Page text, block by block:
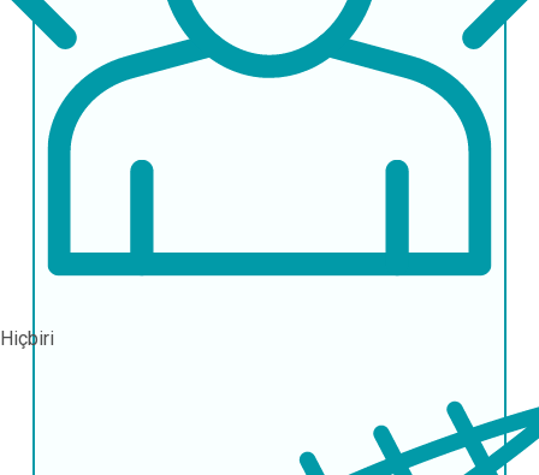
Hiçbiri